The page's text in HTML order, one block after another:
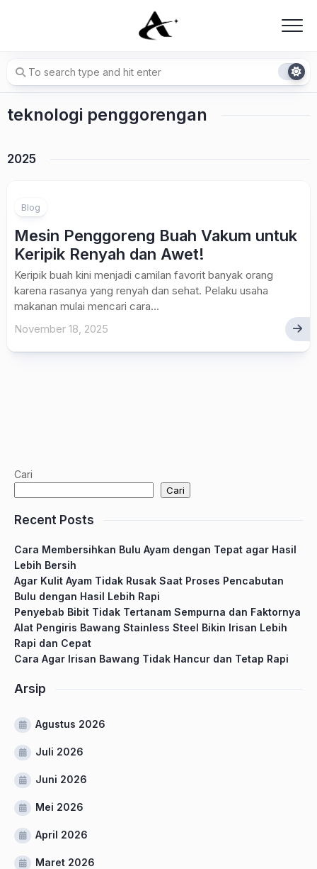
teknologi penggorengan
2025
Blog
Mesin Penggoreng Buah Vakum untuk
Keripik Renyah dan Awet!
Keripik buah kini menjadi camilan favorit banyak orang
karena rasanya yang renyah dan sehat. Pelaku usaha
makanan mulai mencari cara...
November 18, 2025
Cari
Cari
Recent Posts
Cara Membersihkan Bulu Ayam dengan Tepat agar Hasil
Lebih Bersih
Agar Kulit Ayam Tidak Rusak Saat Proses Pencabutan
Bulu dengan Hasil Lebih Rapi
Penyebab Bibit Tidak Tertanam Sempurna dan Faktornya
Alat Pengiris Bawang Stainless Steel Bikin Irisan Lebih
Rapi dan Cepat
Cara Agar Irisan Bawang Tidak Hancur dan Tetap Rapi
Arsip
Agustus 2026
Juli 2026
Juni 2026
Mei 2026
April 2026
Maret 2026